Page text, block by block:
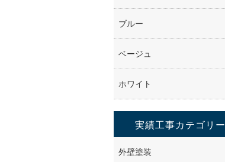
ブルー
ベージュ
ホワイト
実績工事カテゴリー
外壁塗装